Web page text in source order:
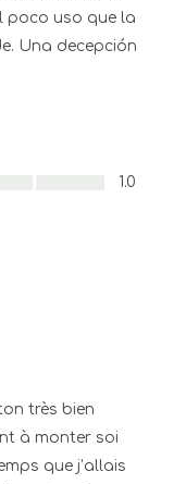
poco uso que la
Una decepción
1.0
très bien
à monter soi
que j’allais